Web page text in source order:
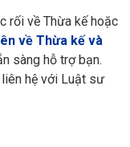
rối về Thừa kế hoặc
về Thừa kế và
sàng hỗ trợ bạn.
hệ với Luật sư